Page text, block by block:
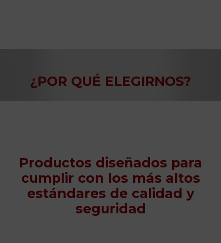
¿POR QUÉ ELEGIRNOS?
Productos diseñados para
cumplir con los más altos
estándares de calidad y
seguridad